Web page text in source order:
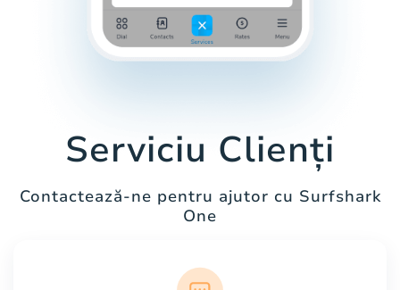
Serviciu Clienți
Contactează-ne pentru ajutor cu Surfshark
One